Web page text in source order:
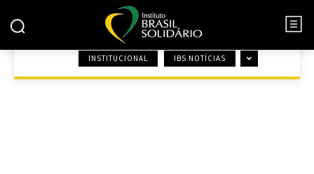
INSTITUCIONAL IBS NOTÍCIAS